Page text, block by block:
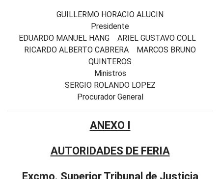
GUILLERMO HORACIO ALUCIN
Presidente
EDUARDO MANUEL HANG ARIEL GUSTAVO COLL
RICARDO ALBERTO CABRERA MARCOS BRUNO
QUINTEROS
Ministros
SERGIO ROLANDO LOPEZ
Procurador General
ANEXO I
AUTORIDADES DE FERIA
Excmo. Superior Tribunal de Justicia